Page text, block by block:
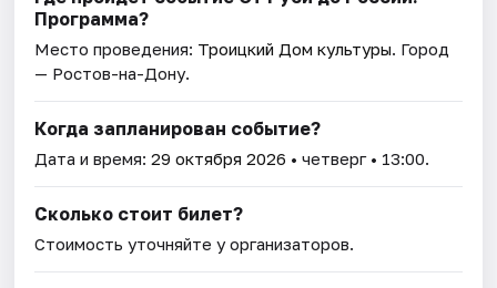
Программа?
Место проведения: Троицкий Дом культуры. Город
— Ростов-на-Дону.
Когда запланирован событие?
Дата и время:29 октября 2026 • четверг • 13:00.
Сколько стоит билет?
Стоимость уточняйте у организаторов.